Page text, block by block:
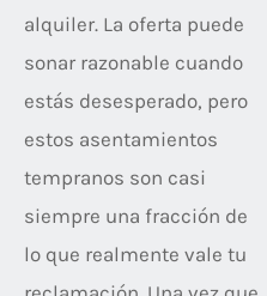
alquiler. La oferta puede
sonar razonable cuando
estás desesperado, pero
estos asentamientos
tempranos son casi
siempre una fracción de
lo que realmente vale tu